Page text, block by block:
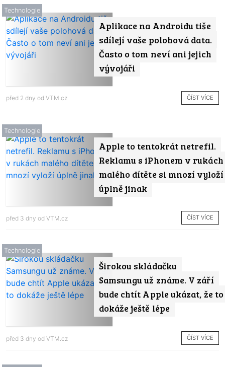
Aplikace na Androidu tiše
sdílejí vaše polohová data.
Často o tom neví ani jejich
vývojáři
Technologie
před 2 dny od VTM.cz ČÍST VÍCE
Apple to tentokrát netrefil.
Reklamu s iPhonem v rukách
malého dítěte si mnozí vyloží
úplně jinak
Technologie
před 3 dny od VTM.cz ČÍST VÍCE
Širokou skládačku
Samsungu už známe. V září
bude chtít Apple ukázat, že to
dokáže ještě lépe
Technologie
před 3 dny od VTM.cz ČÍST VÍCE